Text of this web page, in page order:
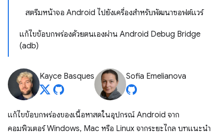
สตรีมหน้าจอ Android ไปยังเครื่องสำหรับพัฒนาซอฟต์แวร์
แก้ไขข้อบกพร่องด้วยตนเองผ่าน Android Debug Bridge
(adb)
Kayce Basques Sofia Emelianova
แก้ไขข้อบกพร่องของเนื้อหาสดในอุปกรณ์ Android จาก
คอมพิวเตอร์ Windows, Mac หรือ Linux จากระยะไกล บทแนะนำ